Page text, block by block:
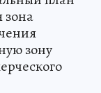
зона
зону